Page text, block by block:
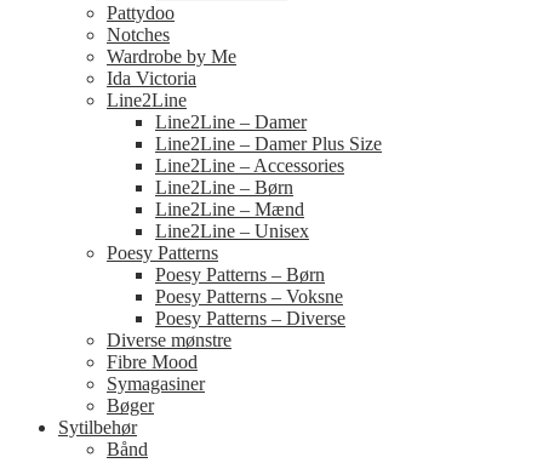
Pattydoo
Notches
Wardrobe by Me
Ida Victoria
Line2Line
Line2Line – Damer
Line2Line – Damer Plus Size
Line2Line – Accessories
Line2Line – Børn
Line2Line – Mænd
Line2Line – Unisex
Poesy Patterns
Poesy Patterns – Børn
Poesy Patterns – Voksne
Poesy Patterns – Diverse
Diverse mønstre
Fibre Mood
Symagasiner
Bøger
Sytilbehør
Bånd